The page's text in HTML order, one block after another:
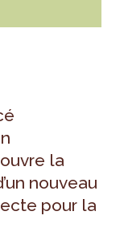
la
nouveau
pour la